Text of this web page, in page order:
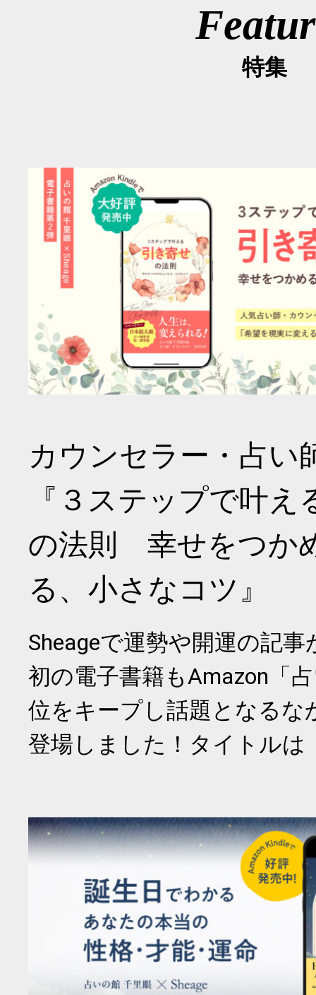
特集
カウンセラー・占い
『３ステップで叶
の法則 幸せをつか
る、小さなコツ』
Sheageで運勢や開運の記
初の電子書籍もAmazon「
位をキープし話題となるな
登場しました！タイトルは